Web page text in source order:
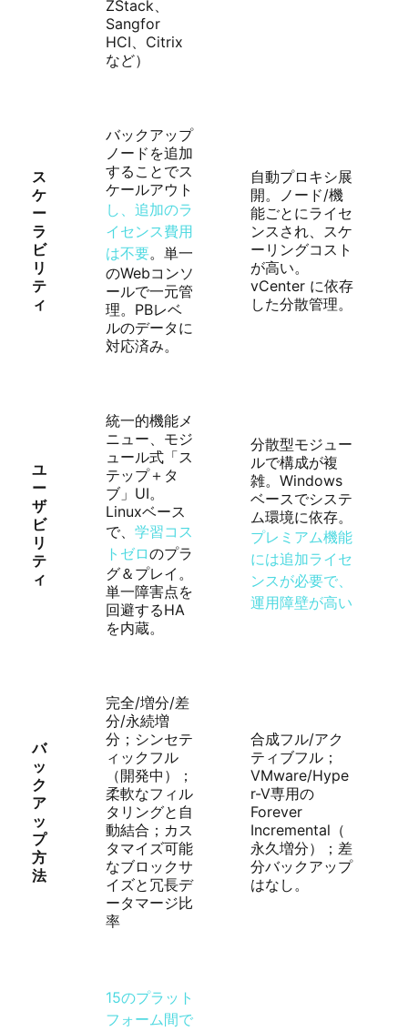
ZStack、
Sangfor
HCI、Citrix
など）
ス
ケ
ー
ラ
ビ
リ
テ
ィ
バックアップ
ノードを追加
することでス
ケールアウト
し、追加のラ
イセンス費用
は不要。単一
のWebコンソ
ールで一元管
理。PBレベ
ルのデータに
対応済み。
自動プロキシ展
開。ノード/機
能ごとにライセ
ンスされ、スケ
ーリングコスト
が高い。
vCenter に依存
した分散管理。
ユ
ー
ザ
ビ
リ
テ
ィ
統一的機能メ
ニュー、モジ
ュール式「ス
テップ＋タ
ブ」UI。
Linuxベース
で、 学習コス
トゼロのプラ
グ＆プレイ。
単一障害点を
回避するHA
を内蔵。
分散型モジュー
ルで構成が複
雑。Windows
ベースでシステ
ム環境に依存。
プレミアム機能
には追加ライセ
ンスが必要で、
運用障壁が高い
バ
ッ
ク
ア
ッ
プ
方
法
完全/増分/差
分/永続増
分；シンセテ
ィックフル
（開発中）；
柔軟なフィル
タリングと自
動結合；カス
タマイズ可能
なブロックサ
イズと冗長デ
ータマージ比
率
合成フル/アク
ティブフル；
VMware/Hype
r-V専用の
Forever
Incremental（
永久増分）；差
分バックアップ
はなし。
15のプラット
フォーム間で